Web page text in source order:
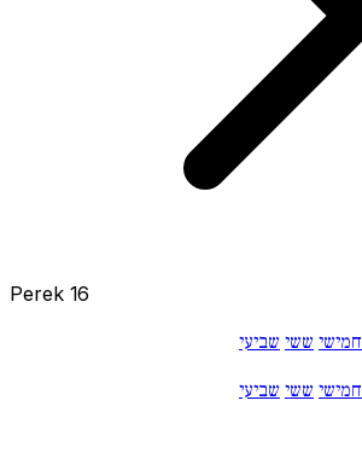
Perek 16
חמישי ששי שביעי
חמישי ששי שביעי